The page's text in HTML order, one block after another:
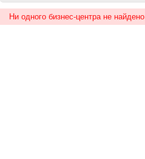
Ни одного бизнес-центра не найдено